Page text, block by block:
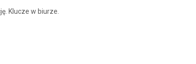
Klucze w biurze.